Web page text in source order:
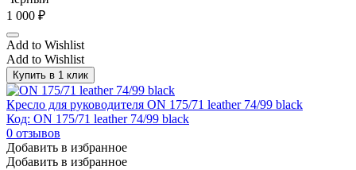
1 000 ₽
Add to Wishlist
Add to Wishlist
Купить в 1 клик
Кресло для руководителя ON 175/71 leather 74/99 black
Код: ON 175/71 leather 74/99 black
0 отзывов
Добавить в избранное
Добавить в избранное